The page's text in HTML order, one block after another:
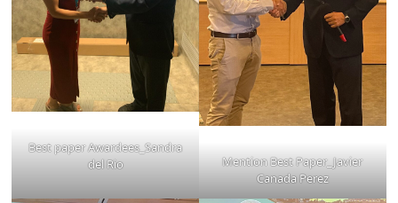
Best paper Awardees_Sandra
del Rio
Mention Best Paper_Javier
Canada Perez